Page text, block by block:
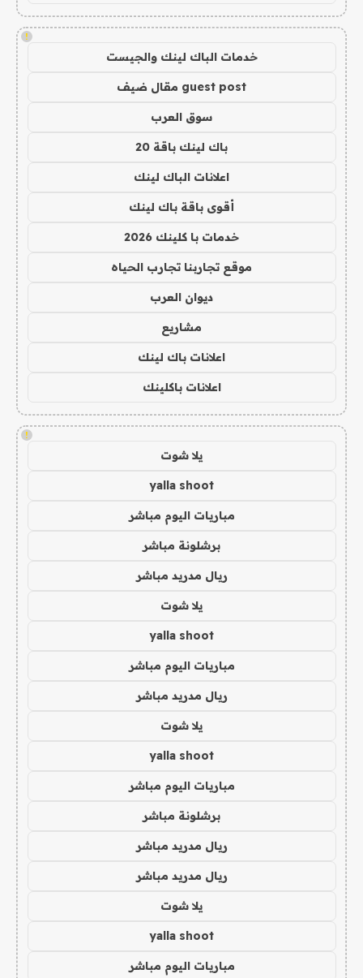
!
خدمات الباك لينك والجيست
guest post مقال ضيف
سوق العرب
باك لينك باقة 20
اعلانات الباك لينك
أقوى باقة باك لينك
خدمات با كلينك 2026
موقع تجاربنا تجارب الحياه
ديوان العرب
مشاريع
اعلانات باك لينك
اعلانات باكلينك
!
يلا شوت
yalla shoot
مباريات اليوم مباشر
برشلونة مباشر
ريال مدريد مباشر
يلا شوت
yalla shoot
مباريات اليوم مباشر
ريال مدريد مباشر
يلا شوت
yalla shoot
مباريات اليوم مباشر
برشلونة مباشر
ريال مدريد مباشر
ريال مدريد مباشر
يلا شوت
yalla shoot
مباريات اليوم مباشر